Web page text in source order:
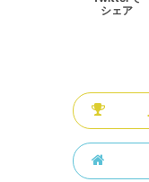
シェア